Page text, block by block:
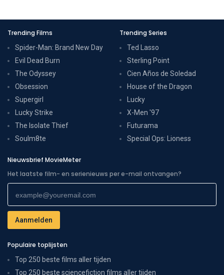
Trending Films
Spider-Man: Brand New Day
Evil Dead Burn
The Odyssey
Obsession
Supergirl
Lucky Strike
The Isolate Thief
Soulm8te
Trending Series
Ted Lasso
Sterling Point
Cien Años de Soledad
House of the Dragon
Lucky
X-Men '97
Futurama
Special Ops: Lioness
Nieuwsbrief MovieMeter
Het laatste film- en serienieuws per e-mail ontvangen?
Populaire toplijsten
Top 250 beste films aller tijden
Top 250 beste sciencefiction films aller tijden